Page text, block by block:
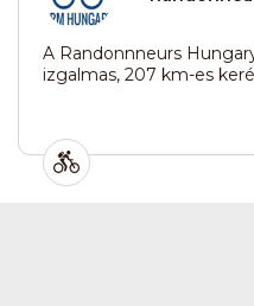
A Randonnneurs
izgalmas, 207 km-es